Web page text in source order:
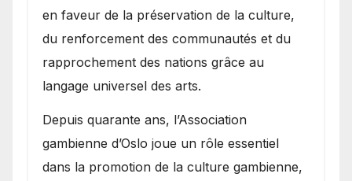
en faveur de la préservation de la culture,
du renforcement des communautés et du
rapprochement des nations grâce au
langage universel des arts.
​Depuis quarante ans, l’Association
gambienne d’Oslo joue un rôle essentiel
dans la promotion de la culture gambienne,